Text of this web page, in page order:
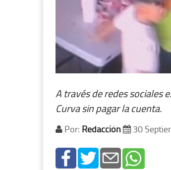
A través de redes sociales
Curva sin pagar la cuenta.
Por: Redacción 30